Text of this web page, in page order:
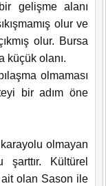
gelişme alanı
olur ve
olur. Bursa
küçük olanı.
olmaması
bir adım öne
olmayan
şarttır. Kültürel
ait olan Sason ile